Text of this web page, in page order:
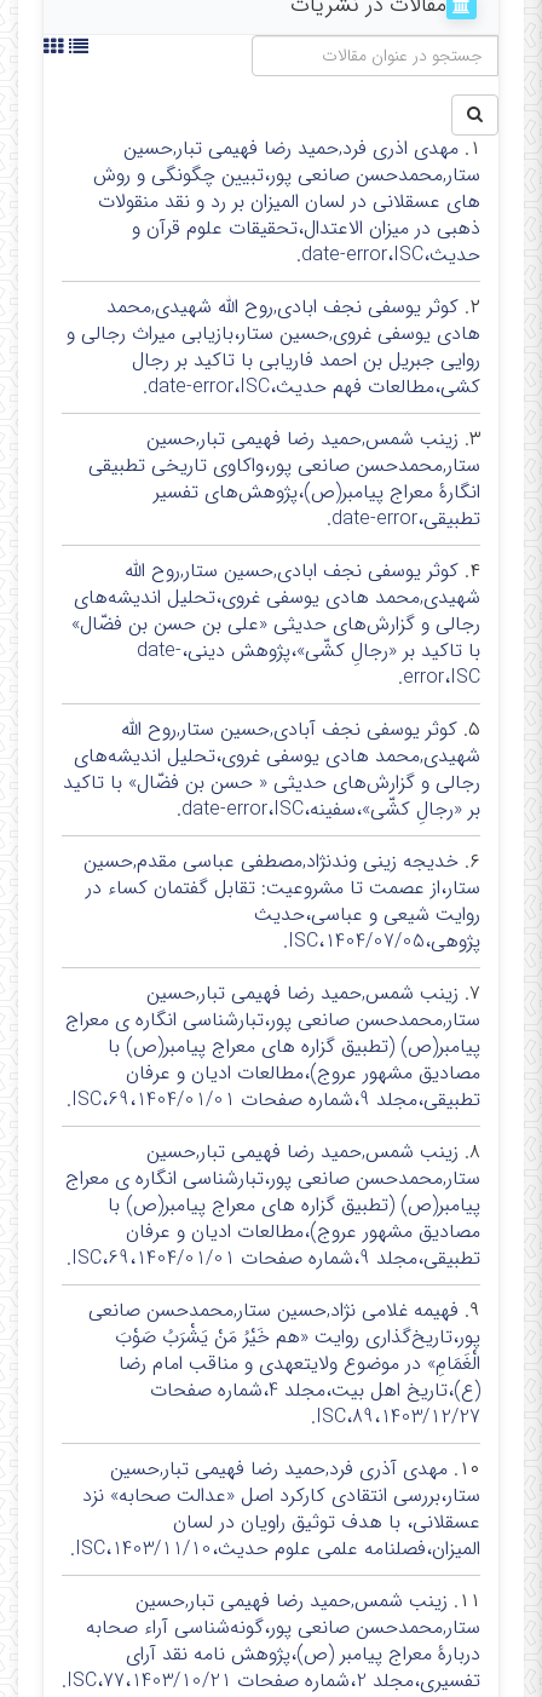
https://join.skype.com/NDultE4qn9u7
شنبه:(18-16:تاریخ حدیث)(علم رجال :18-20)
سه شنبه:(18-20:رجال/دانشجویان بین الملل)
چهارشنبه:(8-10:جوامع حدیثی)(جوامع حدیثی/دانشجویان
بین الملل:16-18)
۱. مهدی اذری فرد,حمید رضا فهیمی تبار,حسین
ستار,محمدحسن صانعی پور،تبیین چگونگی و روش
های عسقلانی در لسان المیزان بر رد و نقد منقولات
ذهبی در میزان الاعتدال،تحقیقات علوم قرآن و
حدیث،date-error،ISC.
۲. کوثر یوسفی نجف ابادی,روح الله شهیدی,محمد
هادی یوسفی غروی,حسین ستار،بازیابی میراث رجالی و
روایی جبریل بن احمد فاریابی با تاکید بر رجال
کشی،مطالعات فهم حدیث،date-error،ISC.
۳. زینب شمس,حمید رضا فهیمی تبار,حسین
ستار,محمدحسن صانعی پور،واکاوی تاریخی تطبیقی
انگارۀ معراج پیامبر(ص)،پژوهش‌های تفسیر
تطبیقی،date-error.
۴. کوثر یوسفی نجف ابادی,حسین ستار,روح الله
شهیدی,محمد هادی یوسفی غروی،تحلیل اندیشه‌های
رجالی و گزارش‌های حدیثی «علی بن حسن بن فضّال»
با تاکید بر «رجالِ کشّی»،پژوهش دینی،date-
error،ISC.
۵. کوثر یوسفی نجف آبادی,حسین ستار,روح الله
شهیدی,محمد هادی یوسفی غروی،تحلیل اندیشه‌های
رجالی و گزارش‌های حدیثی « حسن بن فضّال» با تاکید
بر «رجالِ کشّی»،سفینه،date-error،ISC.
۶. خدیجه زینی وندنژاد,مصطفی عباسی مقدم,حسین
ستار،از عصمت تا مشروعیت: تقابل گفتمان کساء در
روایت شیعی و عباسی،حدیث
پژوهی،1404/07/05،ISC.
۷. زینب شمس,حمید رضا فهیمی تبار,حسین
ستار,محمدحسن صانعی پور،تبارشناسی انگاره ی معراج
پیامبر(ص) (تطبیق گزاره های معراج پیامبر(ص) با
مصادیق مشهور عروج)،مطالعات ادیان و عرفان
تطبیقی،مجلد 9،شماره صفحات 69،1404/01/01،ISC.
۸. زینب شمس,حمید رضا فهیمی تبار,حسین
ستار,محمدحسن صانعی پور،تبارشناسی انگاره ی معراج
پیامبر(ص) (تطبیق گزاره های معراج پیامبر(ص) با
مصادیق مشهور عروج)،مطالعات ادیان و عرفان
تطبیقی،مجلد 9،شماره صفحات 69،1404/01/01،ISC.
۹. فهیمه غلامی نژاد,حسین ستار,محمدحسن صانعی
پور،تاریخ‌گذاری روایت «هم خَیْرُ مَنْ یَشْرَبُ صَوْبَ
الْغَمَامِ» در موضوع ولایتعهدی و مناقب امام رضا
(ع)،تاریخ اهل بیت،مجلد 4،شماره صفحات
89،1403/12/27،ISC.
۱۰. مهدی آذری فرد,حمید رضا فهیمی تبار,حسین
ستار،بررسی انتقادی کارکرد اصل «عدالت صحابه» نزد
عسقلانی، با هدف توثیق راویان در لسان
المیزان،فصلنامه علمی علوم حدیث،1403/11/10،ISC.
۱۱. زینب شمس,حمید رضا فهیمی تبار,حسین
ستار,محمدحسن صانعی پور،گونه‌شناسی آراء صحابه
دربارۀ معراج پیامبر (ص)،پژوهش نامه نقد آرای
تفسیری،مجلد 2،شماره صفحات 77،1403/10/21،ISC.